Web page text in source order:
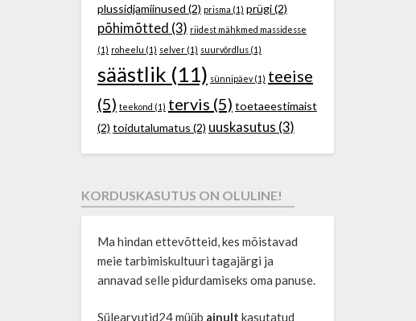
plussidjamiinused (2) prisma (1) prügi(2)
põhimõtted (3) riidest mähkmed massidesse
(1) roheelu (1) selver(1) suurvõrdlus(1)
säästlik (11) sünnipäev(1) teeise
(5) teekond (1) tervis (5) toetaeestimaist
(2) toidutalumatus (2) uuskasutus (3)
KORDUSKASUTUS ON OLULINE!
Ma hindan ettevõtteid, kes mõistavad
meie tarbimiskultuuri tagajärgi ja
annavad selle pidurdamiseks oma panuse.
Sülearvutid24 müüb ainult kasutatud